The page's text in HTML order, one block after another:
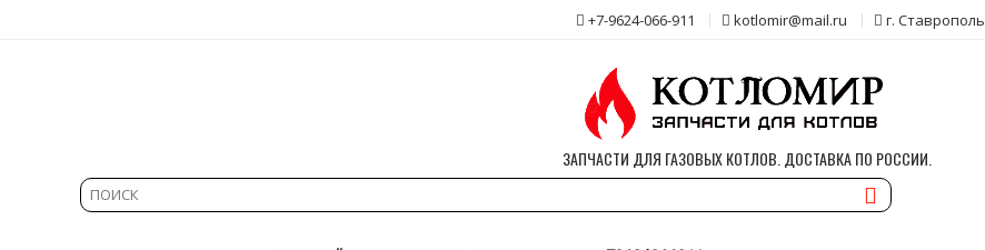
+7-9624-066-911 kotlomir@mail.ru г. Ставрополь
ЗАПЧАСТИ ДЛЯ ГАЗОВЫХ КОТЛОВ. ДОСТАВКА ПО РОССИИ.